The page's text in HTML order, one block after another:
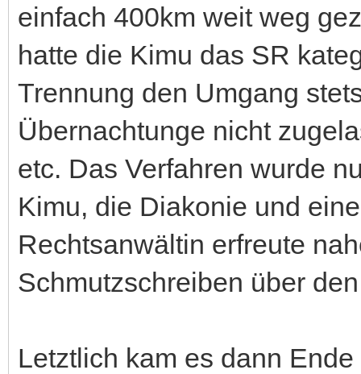
einfach 400km weit weg
hatte die Kimu das SR
Trennung den Umgang
Übernachtunge nicht
etc. Das Verfahren wurde
Kimu, die Diakonie und
Rechtsanwältin erfreute
Schmutzschreiben über
Letztlich kam es dann